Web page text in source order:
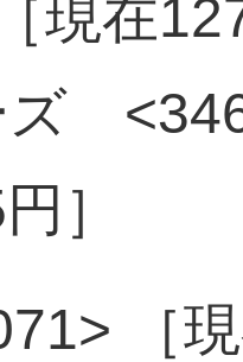
現在
ズ
］
［